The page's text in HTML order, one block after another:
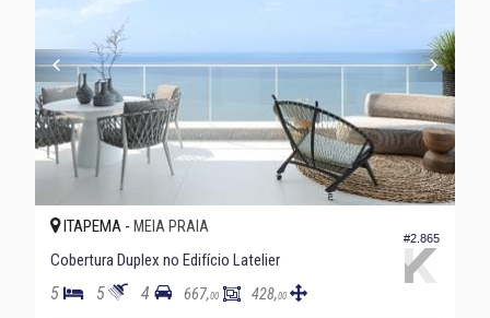
#2.865
ITAPEMA - MEIA PRAIA
Cobertura Duplex no Edifício Latelier
5 5 4 667,00 428,00